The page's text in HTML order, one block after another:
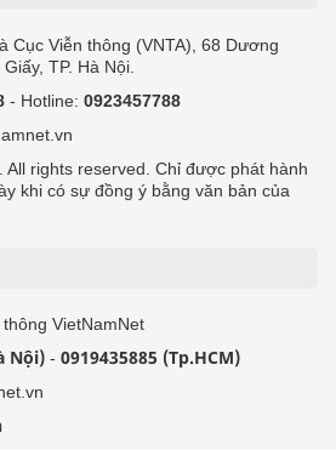
Cục Viễn thông (VNTA), 68 Dương
TP. Hà Nội.
- Hotline: 0923457788
All rights reserved. Chỉ được phát hành
khi có sự đồng ý bằng văn bản của
VietNamNet
Nội) - 0919435885 (Tp.HCM)